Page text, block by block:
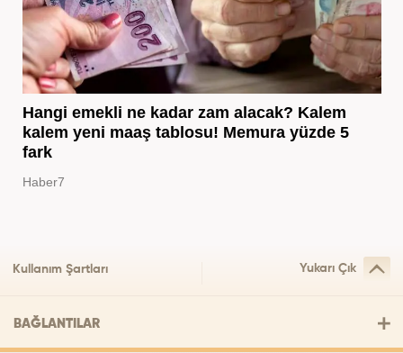
Hangi emekli ne kadar zam alacak? Kalem
kalem yeni maaş tablosu! Memura yüzde 5
fark
Haber7
Kullanım Şartları Yukarı Çık
BAĞLANTILAR